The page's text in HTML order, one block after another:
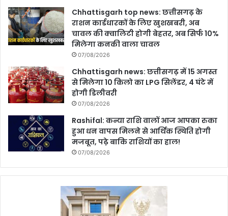
Chhattisgarh top news: छत्तीसगढ़ के
राशन कार्डधारकों के लिए खुशखबरी, अब
चावल की क्वालिटी होगी बेहतर, अब सिर्फ 10%
मिलेगा कनकी वाला चावल
07/08/2026
Chhattisgarh news: छत्तीसगढ़ में 15 अगस्त
से मिलेगा 10 किलो का LPG सिलेंडर, 4 घंटे में
होगी डिलीवरी
07/08/2026
Rashifal: कन्या राशि वालों आज आपका रुका
हुआ धन वापस मिलने से आर्थिक स्थिति होगी
मजबूत, पढ़े बाकि राशियों का हाल!
07/08/2026